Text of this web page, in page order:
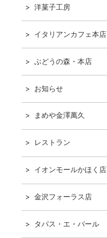
洋菓子工房
イタリアンカフェ本店
ぶどうの森・本店
お知らせ
まめや金澤萬久
レストラン
イオンモールかほく店
金沢フォーラス店
タパス・エ・バール